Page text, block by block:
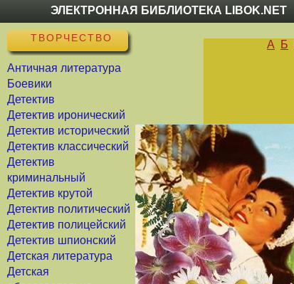
ЭЛЕКТРОННАЯ БИБЛИОТЕКА LIBOK.NET
ТВОРЧЕСТВО
Античная литература
Боевики
Детектив
Детектив иронический
Детектив исторический
Детектив классический
Детектив
криминальный
Детектив крутой
Детектив политический
Детектив полицейский
Детектив шпионский
Детская литература
Детская
А Б